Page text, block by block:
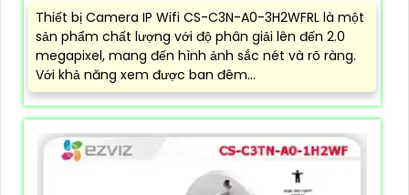
Thiết bị Camera IP Wifi CS-C3N-A0-3H2WFRL là một
sản phẩm chất lượng với độ phân giải lên đến 2.0
megapixel, mang đến hình ảnh sắc nét và rõ ràng.
Với khả năng xem được ban đêm...